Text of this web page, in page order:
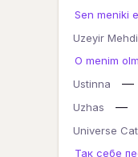
Sen meniki
Uzeyir
O menim
Ustinna
—
Uzhas
—
Universe
Так себе